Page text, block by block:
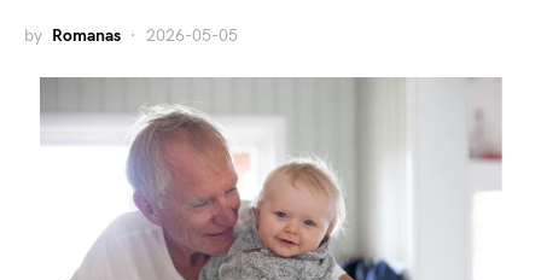
by Romanas 2026-05-05